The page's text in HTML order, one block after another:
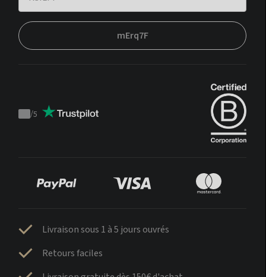
mErq7F
Trustpilot
/5
Livraison sous 1 à 5 jours ouvrés
Retours faciles